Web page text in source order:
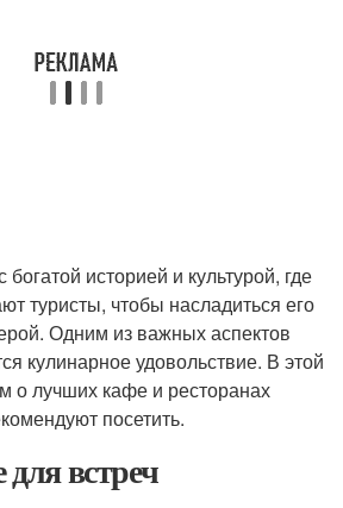
историей и культурой, где
туристы, чтобы насладиться его
Одним из важных аспектов
кулинарное удовольствие. В этой
о лучших кафе и ресторанах
посетить.
встреч